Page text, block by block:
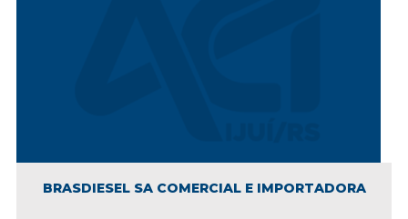
BRASDIESEL SA COMERCIAL E IMPORTADORA